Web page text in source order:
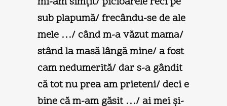
sub plapumă/ frecându-se de ale
mele …/ când m-a văzut mama/
stând la masă lângă mine/ a fost
cam nedumerită/ dar s-a gândit
că tot nu prea am prieteni/ deci e
bine că m-am găsit …/ ai mei şi-